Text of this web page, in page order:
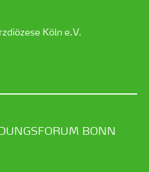
Köln e.V.
BONN